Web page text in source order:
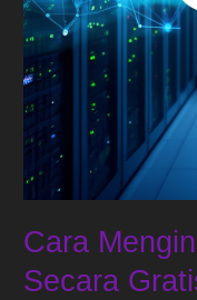
Cara
Secara
Langganan